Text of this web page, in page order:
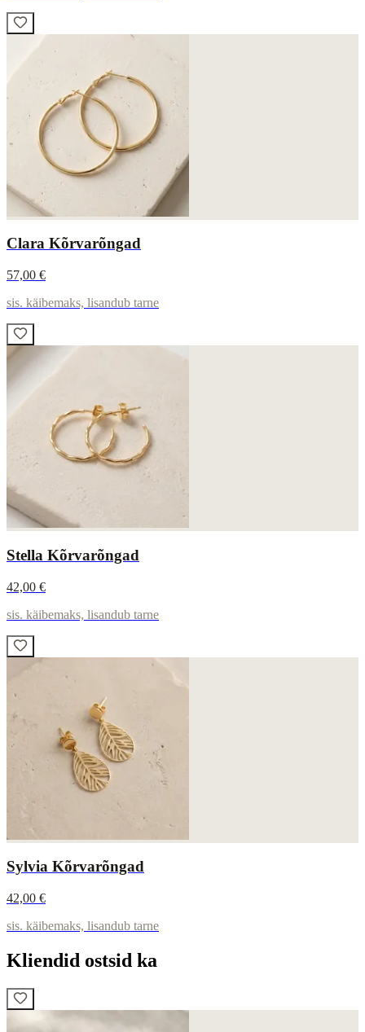
Clara Kõrvarõngad
57,00 €
sis. käibemaks, lisandub tarne
Stella Kõrvarõngad
42,00 €
sis. käibemaks, lisandub tarne
Sylvia Kõrvarõngad
42,00 €
sis. käibemaks, lisandub tarne
Kliendid ostsid ka